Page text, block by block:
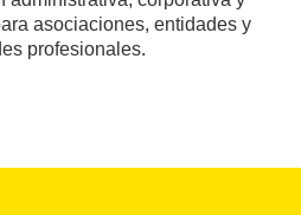
asociaciones, entidades y
profesionales.